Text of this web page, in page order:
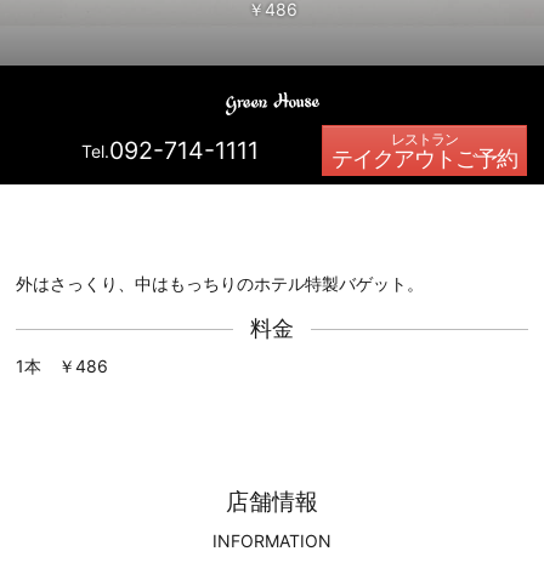
￥486
Tel.092-714-1111 テイクアウトご予約
外はさっくり、中はもっちりのホテル特製バゲット。
料金
1本 ￥486
店舗情報
INFORMATION